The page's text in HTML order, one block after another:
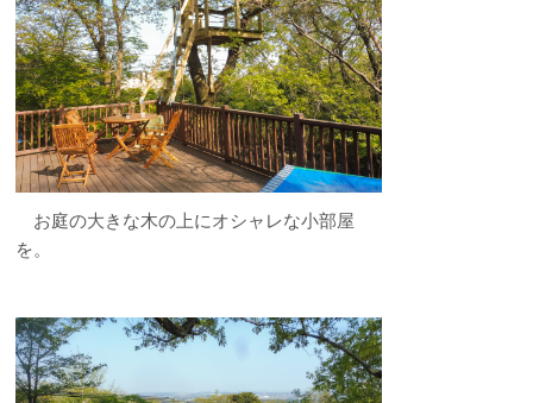
お庭の大きな木の上にオシャレな小部屋
を。